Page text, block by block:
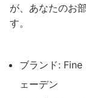
が、あなたのお
す。
ブランド:
ェーデン